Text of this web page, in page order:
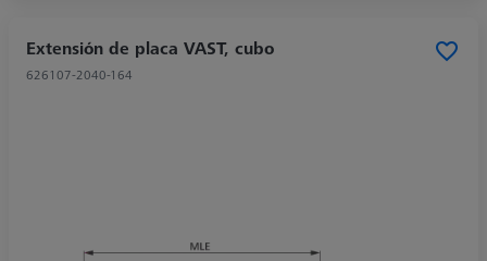
Extensión de placa VAST, cubo
626107-2040-164